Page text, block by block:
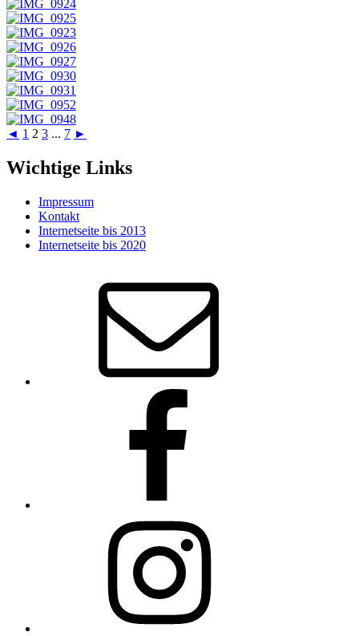
◄ 1 2 3 ... 7 ►
Wichtige Links
Impressum
Kontakt
Internetseite bis 2013
Internetseite bis 2020